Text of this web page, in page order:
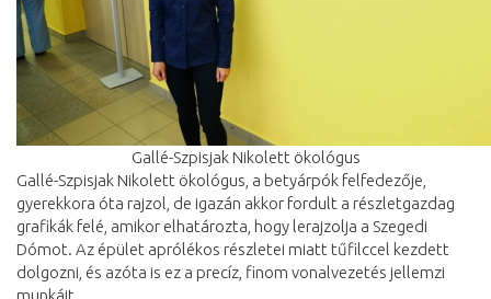
Gallé-Szpisjak Nikolett ökológus
Gallé-Szpisjak Nikolett ökológus, a betyárpók felfedezője,
gyerekkora óta rajzol, de igazán akkor fordult a részletgazdag
grafikák felé, amikor elhatározta, hogy lerajzolja a Szegedi
Dómot. Az épület aprólékos részletei miatt tűfilccel kezdett
dolgozni, és azóta is ez a precíz, finom vonalvezetés jellemzi
munkáit.